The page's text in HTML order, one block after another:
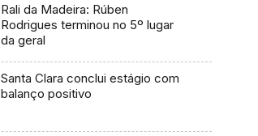
Rali da Madeira: Rúben
Rodrigues terminou no 5º lugar
da geral
Santa Clara conclui estágio com
balanço positivo